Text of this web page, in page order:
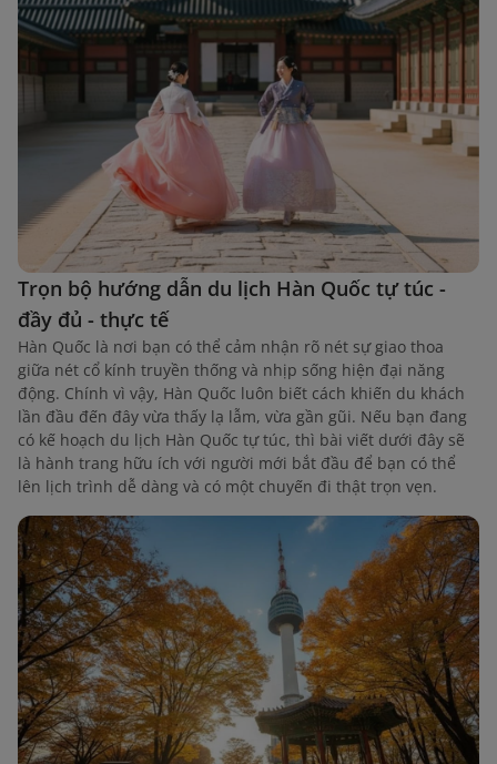
Trọn bộ hướng dẫn du lịch Hàn Quốc tự túc -
đầy đủ - thực tế
Hàn Quốc là nơi bạn có thể cảm nhận rõ nét sự giao thoa
giữa nét cổ kính truyền thống và nhịp sống hiện đại năng
động. Chính vì vậy, Hàn Quốc luôn biết cách khiến du khách
lần đầu đến đây vừa thấy lạ lẫm, vừa gần gũi. Nếu bạn đang
có kế hoạch du lịch Hàn Quốc tự túc, thì bài viết dưới đây sẽ
là hành trang hữu ích với người mới bắt đầu để bạn có thể
lên lịch trình dễ dàng và có một chuyến đi thật trọn vẹn.